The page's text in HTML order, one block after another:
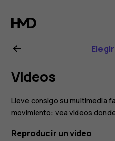
Manual
del
usuario
de
Nokia 6
Videos
Lleve consigo su multimedia
movimiento: vea videos
Reproducir un video